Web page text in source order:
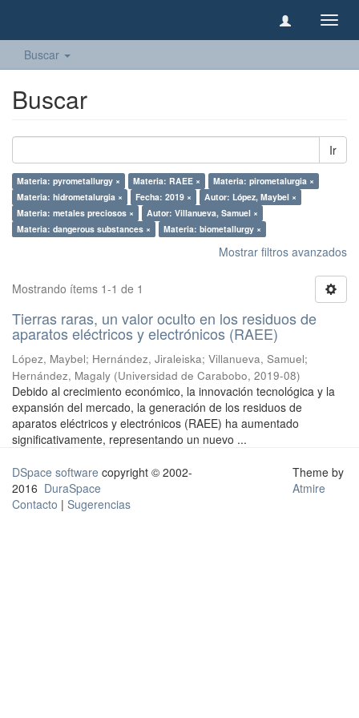
Buscar
Buscar
Ir
Materia: pyrometallurgy × Materia: RAEE ×
Materia: pirometalurgia ×
Materia: hidrometalurgia ×
Fecha: 2019 ×
Autor: López, Maybel ×
Materia: metales preciosos ×
Autor: Villanueva, Samuel ×
Materia: dangerous substances ×
Materia: biometallurgy ×
Mostrar filtros avanzados
Mostrando ítems 1-1 de 1
Tierras raras, un valor oculto en los residuos de
aparatos eléctricos y electrónicos (RAEE)
López, Maybel; Hernández, Jiraleiska; Villanueva, Samuel;
Hernández, Magaly (Universidad de Carabobo, 2019-08)
Debido al crecimiento económico, la innovación tecnológica y la
expansión del mercado, la generación de los residuos de
aparatos eléctricos y electrónicos (RAEE) ha aumentado
significativamente, representando un nuevo ...
DSpace software copyright © 2002-
2016 DuraSpace
Contacto | Sugerencias
Theme by
Atmire